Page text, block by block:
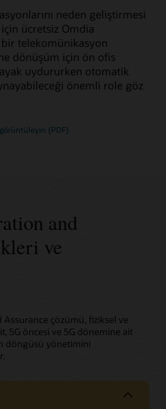
neden geliştirmesi
ücretsiz Omdia
bir telekomünikasyon
dönüşüm için ön ofis
uydururken otomatik
önemli role göz
(PDF)
and
ve
çözümü, fiziksel ve
5G öncesi ve 5G dönemine ait
döngüsü yönetimini